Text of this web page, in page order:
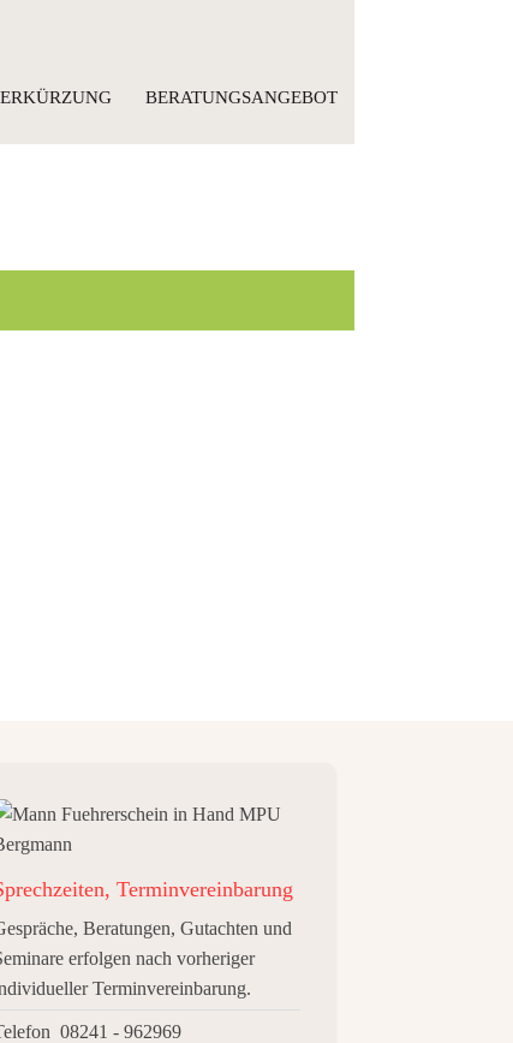
BERATUNGSANGEBOT
Terminvereinbarung
Beratungen, Gutachten und
erfolgen nach vorheriger
Terminvereinbarung.
08241 - 962969